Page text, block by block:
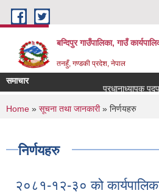
Skip to main content
बन्दिपुर गाउँपालिका, गाउँ
तनहुँ, गण्डकी प्रदेश, नेपाल
समाचार
प्रधानाध्यापक
You are here
Home » सूचना तथा जानकारी» निर्णयहरु
निर्णयहरु
२०८१-१२-३० को